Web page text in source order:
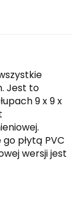
Jest to
9 x 9 x
płytą PVC
wersji jest